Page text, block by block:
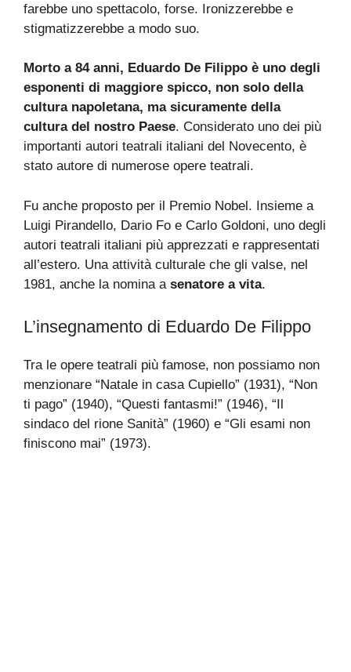
farebbe uno spettacolo, forse. Ironizzerebbe e
stigmatizzerebbe a modo suo.
Morto a 84 anni, Eduardo De Filippo è uno degli
esponenti di maggiore spicco, non solo della
cultura napoletana, ma sicuramente della
cultura del nostro Paese. Considerato uno dei più
importanti autori teatrali italiani del Novecento, è
stato autore di numerose opere teatrali.
Fu anche proposto per il Premio Nobel. Insieme a
Luigi Pirandello, Dario Fo e Carlo Goldoni, uno degli
autori teatrali italiani più apprezzati e rappresentati
all’estero. Una attività culturale che gli valse, nel
1981, anche la nomina a senatore a vita.
L’insegnamento di Eduardo De Filippo
Tra le opere teatrali più famose, non possiamo non
menzionare “Natale in casa Cupiello” (1931), “Non
ti pago” (1940), “Questi fantasmi!” (1946), “Il
sindaco del rione Sanità” (1960) e “Gli esami non
finiscono mai” (1973).